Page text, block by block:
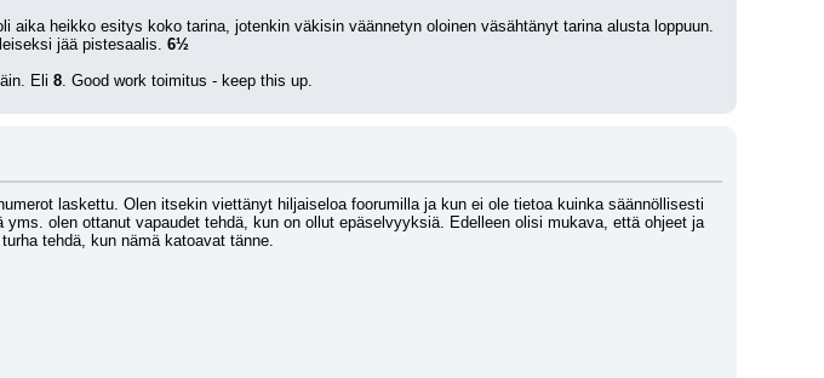
aika heikko esitys koko tarina, jotenkin väkisin väännetyn oloinen väsähtänyt tarina alusta loppuun.
jää pistesaalis. 6½
Eli 8. Good work toimitus - keep this up.
laskettu. Olen itsekin viettänyt hiljaiseloa foorumilla ja kun ei ole tietoa kuinka säännöllisesti
olen ottanut vapaudet tehdä, kun on ollut epäselvyyksiä. Edelleen olisi mukava, että ohjeet ja
tehdä, kun nämä katoavat tänne.